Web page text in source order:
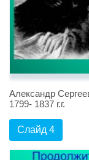
Александр
1799- 1837 г.г.
Слайд 4